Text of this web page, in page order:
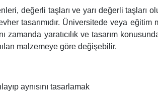
değerli taşları ve yarı değerli taşları
tasarımıdır. Üniversitede veya eğitim
yaratıcılık ve tasarım
malzemeye göre değişebilir.
aynısını tasarlamak